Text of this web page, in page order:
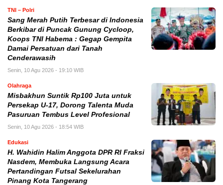
TNI – Polri
Sang Merah Putih Terbesar di Indonesia
Berkibar di Puncak Gunung Cycloop,
Koops TNI Habema : Gegap Gempita
Damai Persatuan dari Tanah
Cenderawasih
Senin, 10 Agu 2026 - 19:10 WIB
Olahraga
Misbakhun Suntik Rp100 Juta untuk
Persekap U-17, Dorong Talenta Muda
Pasuruan Tembus Level Profesional
Senin, 10 Agu 2026 - 18:54 WIB
Edukasi
H. Wahidin Halim Anggota DPR RI Fraksi
Nasdem, Membuka Langsung Acara
Pertandingan Futsal Sekelurahan
Pinang Kota Tangerang